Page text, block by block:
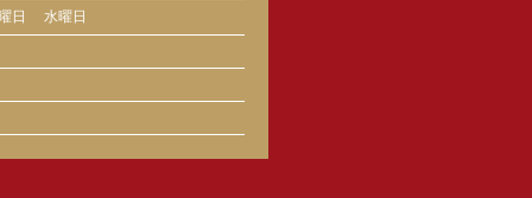
日 水曜日